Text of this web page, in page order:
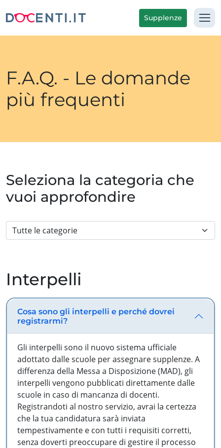
Supplenze
F.A.Q. - Le domande
più frequenti
Seleziona la categoria che
vuoi approfondire
Interpelli
Cosa sono gli interpelli e perché dovrei
registrarmi?
Gli interpelli sono il nuovo sistema ufficiale
adottato dalle scuole per assegnare supplenze. A
differenza della Messa a Disposizione (MAD), gli
interpelli vengono pubblicati direttamente dalle
scuole in caso di mancanza di docenti.
Registrandoti al nostro servizio, avrai la certezza
che la tua candidatura sarà inviata
tempestivamente e con tutti i requisiti corretti,
senza doverti preoccupare di gestire il processo